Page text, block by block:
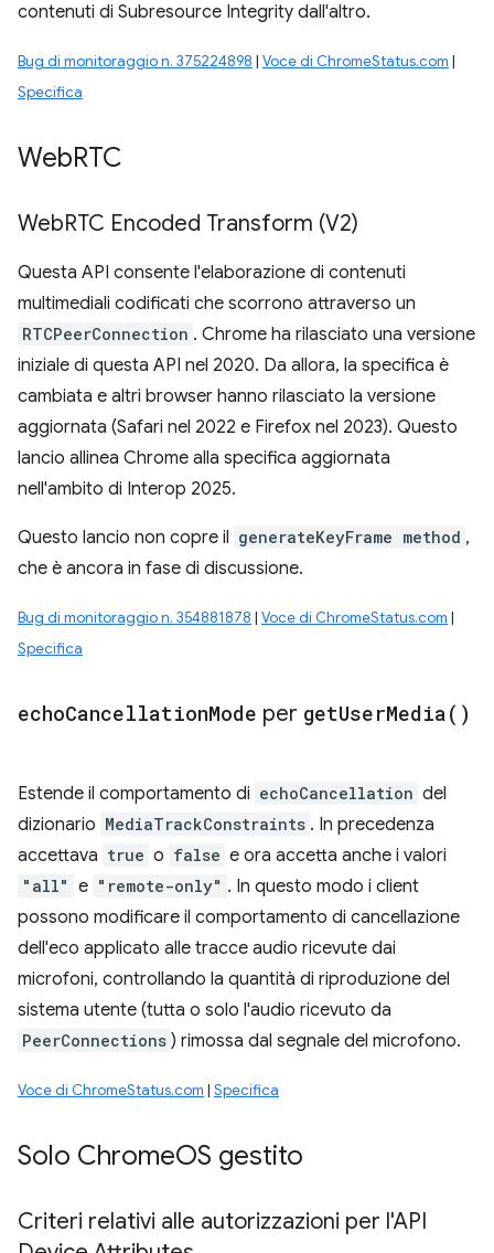
contenuti di Subresource Integrity dall'altro.
Bug di monitoraggio n. 375224898 | Voce di ChromeStatus.com |
Specifica
WebRTC
WebRTC Encoded Transform (V2)
Questa API consente l'elaborazione di contenuti
multimediali codificati che scorrono attraverso un
RTCPeerConnection . Chrome ha rilasciato una versione
iniziale di questa API nel 2020. Da allora, la specifica è
cambiata e altri browser hanno rilasciato la versione
aggiornata (Safari nel 2022 e Firefox nel 2023). Questo
lancio allinea Chrome alla specifica aggiornata
nell'ambito di Interop 2025.
Questo lancio non copre il generateKeyFrame method ,
che è ancora in fase di discussione.
Bug di monitoraggio n. 354881878 | Voce di ChromeStatus.com |
Specifica
echoCancellationMode per getUserMedia( )
Estende il comportamento di echoCancellation del
dizionario MediaTrackConstraints . In precedenza
accettava true o false e ora accetta anche i valori
"all" e "remote-only" . In questo modo i client
possono modificare il comportamento di cancellazione
dell'eco applicato alle tracce audio ricevute dai
microfoni, controllando la quantità di riproduzione del
sistema utente (tutta o solo l'audio ricevuto da
PeerConnections ) rimossa dal segnale del microfono.
Voce di ChromeStatus.com | Specifica
Solo ChromeOS gestito
Criteri relativi alle autorizzazioni per l'API